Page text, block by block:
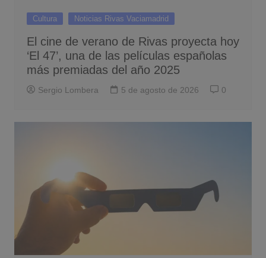
Cultura Noticias Rivas Vaciamadrid
El cine de verano de Rivas proyecta hoy
‘El 47’, una de las películas españolas
más premiadas del año 2025
Sergio Lombera 5 de agosto de 2026 0